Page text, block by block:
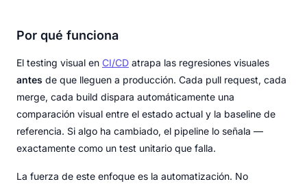
Por qué funciona
El testing visual en CI/CD atrapa las regresiones visuales
antes de que lleguen a producción. Cada pull request, cada
merge, cada build dispara automáticamente una
comparación visual entre el estado actual y la baseline de
referencia. Si algo ha cambiado, el pipeline lo señala —
exactamente como un test unitario que falla.
La fuerza de este enfoque es la automatización. No